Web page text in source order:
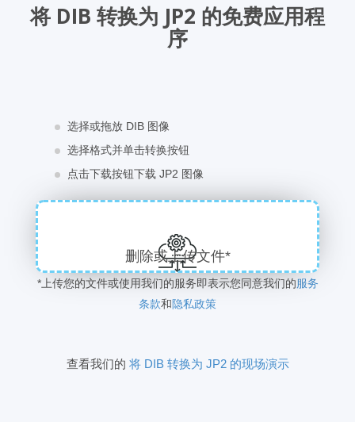
将 DIB 转换为 JP2 的免费应用程
序
选择或拖放 DIB 图像
选择格式并单击转换按钮
点击下载按钮下载 JP2 图像
删除或上传文件*
*上传您的文件或使用我们的服务即表示您同意我们的服务
条款和隐私政策
查看我们的 将 DIB 转换为 JP2 的现场演示